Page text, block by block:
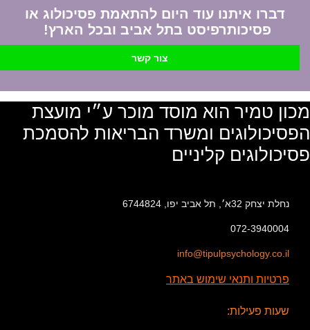
דברו איתנו עוד היום להתאמת פסיכולוג או
פסיכותרפיסט בתל אביב ובכל הארץ!
צור קשר
מכון טמיר הוא מוסד מוכר ע״י מועצת
הפסיכולוגים ומשרד הבריאות להסמכת
פסיכולוגים קליניים
נחלת יצחק 32א׳, תל אביב יפו, 6744824
072-3940004
info@tipulpsychology.co.il
פרטיות ותנאי שימוש באתר
שעות פעילות: